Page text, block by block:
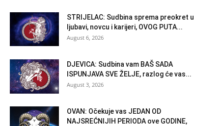
STRIJELAC: Sudbina sprema preokret u
ljubavi, novcu i karijeri, OVOG PUTA...
August 6, 2026
DJEVICA: Sudbina vam BAŠ SADA
ISPUNJAVA SVE ŽELJE, razlog će vas...
August 3, 2026
OVAN: Očekuje vas JEDAN OD
NAJSREĆNIJIH PERIODA ove GODINE,